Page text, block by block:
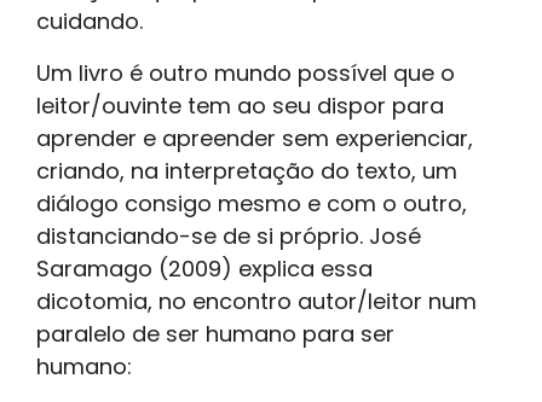
cuidando.
Um livro é outro mundo possível que o
leitor/ouvinte tem ao seu dispor para
aprender e apreender sem experienciar,
criando, na interpretação do texto, um
diálogo consigo mesmo e com o outro,
distanciando-se de si próprio. José
Saramago (2009) explica essa
dicotomia, no encontro autor/leitor num
paralelo de ser humano para ser
humano: